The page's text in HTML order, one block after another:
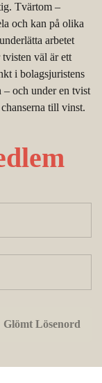
Tvärtom –
och kan på olika
arbetet
väl är ett
i bolagsjuristens
– och under en tvist
till vinst.